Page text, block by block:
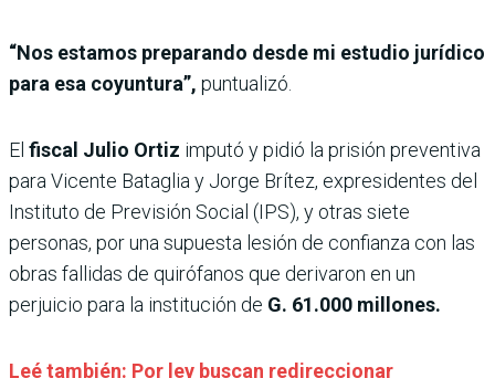
“Nos estamos preparando desde mi estudio jurídico
para esa coyuntura”, puntualizó.
El fiscal Julio Ortiz imputó y pidió la prisión preventiva
para Vicente Bataglia y Jorge Brítez, expresidentes del
Instituto de Previsión Social (IPS), y otras siete
personas, por una supuesta lesión de confianza con las
obras fallidas de quirófanos que derivaron en un
perjuicio para la institución de G. 61.000 millones.
Leé también: Por ley buscan redireccionar